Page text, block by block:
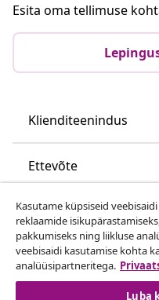
Esita oma tellimuse
Klienditeenindus
Ettevõte
vidaXL
Vaata rohkem
Kasutame küpsiseid
reklaamide
pakkumiseks ning liikluse
veebisaidi kasutamise kohta
analüüsipartneritega.
Luba